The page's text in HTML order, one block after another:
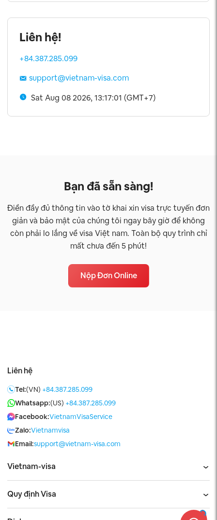
Liên hệ!
+84.387.285.099
support@vietnam-visa.com
Sat Aug 08 2026, 13:17:02 (GMT+7)
Bạn đã sẵn sàng!
Điền đầy đủ thông tin vào tờ khai xin visa trực tuyến đơn
giản và bảo mật của chúng tôi ngay bây giờ để không
còn phải lo lắng về visa Việt nam. Toàn bộ quy trình chỉ
mất chưa đến 5 phút!
Nộp Đơn Online
Vietnam-visa
Quy định Visa
Liên hệ
Tel:(VN) +84.387.285.099
Whatsapp:(US) +84.387.285.099
Facebook:VietnamVisaService
Zalo:Vietnamvisa
Email:support@vietnam-visa.com